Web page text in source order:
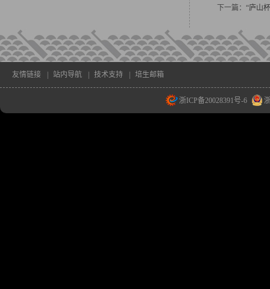
下一篇： “庐山
友情链接 站内导航 技术支持 培生邮箱
浙ICP备20028391号-6